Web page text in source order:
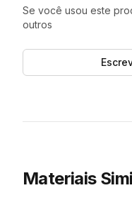
Se você usou este
outros
Materiais